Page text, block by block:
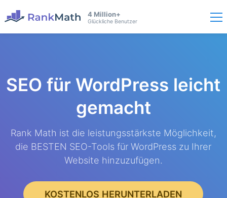
4 Million+
Glückliche Benutzer
SEO für WordPress leicht
gemacht
Rank Math ist die leistungsstärkste Möglichkeit,
die BESTEN SEO-Tools für WordPress zu Ihrer
Website hinzuzufügen.
KOSTENLOS HERUNTERLADEN